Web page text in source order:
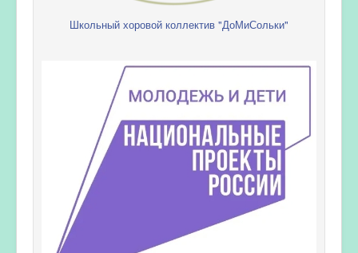
Школьный хоровой коллектив "ДоМиСольки"